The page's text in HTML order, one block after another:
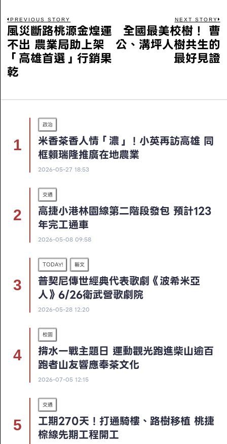
PREVIOUS STORY
風災斷路桃源金煌運
不出 農業局助上架
「高雄首選」行銷果
乾
NEXT STORY
全國最美校樹！ 曹
公、溝坪人樹共生的
最好見證
政治
米香茶香人情「濃」！小英再訪高雄 同
框賴瑞隆推廣在地農業
2026-05-27 18:53
交通
高捷小港林園線第二階段發包 預計123
年完工通車
2026-05-08 09:58
TODAY! 藝文
普契尼傳世經典代表歌劇《波希米亞
人》6/26衛武營歌劇院
2026-05-28 12:20
校園
揹水一戰主題日 運動觀光跑進柴山逾百
跑者山友響應奉茶文化
2026-07-05 12:15
交通
工期270天！打通騎樓、路樹移植 桃捷
棕線先期工程開工